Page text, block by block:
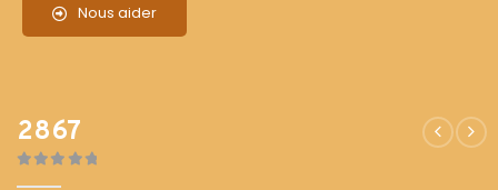
Nous aider
2867